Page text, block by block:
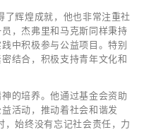
了辉煌成就，他也非常注重社
，杰弗里和马克斯同样秉持
中积极参与公益项目。特别
结合，积极支持青年文化和
的培养。他通过基金会资助
活动，推动着社会和谐发
，始终没有忘记社会责任，力